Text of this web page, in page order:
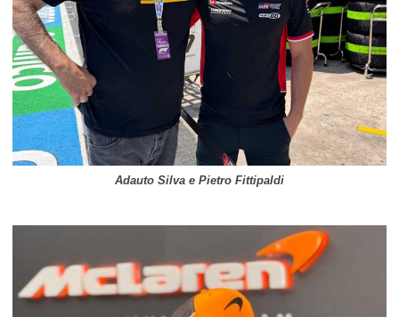
Adauto Silva e Pietro Fittipaldi